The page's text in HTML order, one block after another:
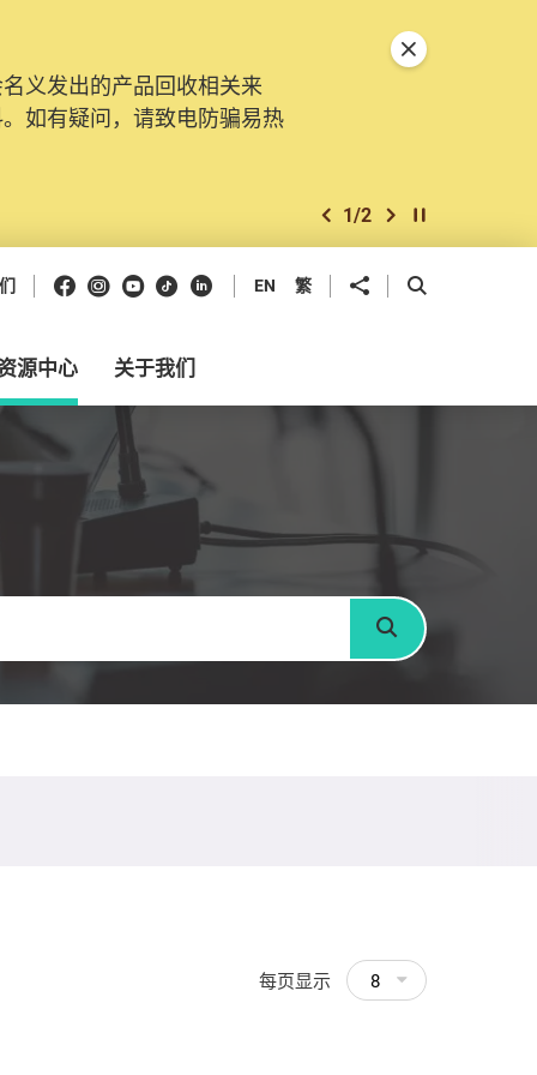
义发出的产品回收相关来
如有疑问，请致电防骗易热
。由2025年11月10日起，
诉、查询及建议。所有提交
上一个
2/2 下一个开始/暂停幻灯
关闭特別通告
Facebook
Instagram
Youtube
抖音领英 EN 繁 分享到 开启搜寻框
源中心 关于我们
搜寻
每页显示 8